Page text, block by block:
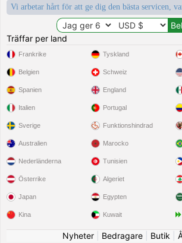
Vi arbetar hårt för att ge dig den bästa servicen,
Träffar per land
Frankrike
Belgien
Spanien
Italien
Sverige
Tyskland
Schweiz
England
Portugal
Funktionshindrad
Australien
Nederländerna
Österrike
Japan
Kina
Marocko
Tunisien
Algeriet
Egypten
Kuwait
Nyheter| Bedragare| Butik